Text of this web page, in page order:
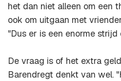
het dan niet alleen om een
ook om uitgaan met
"Dus er is een enorme
De vraag is of het extra
Barendregt denkt van wel.